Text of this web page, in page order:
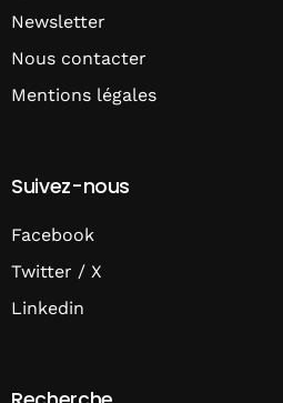
Newsletter
Nous contacter
Mentions légales
Suivez-nous
Facebook
Twitter / X
Linkedin